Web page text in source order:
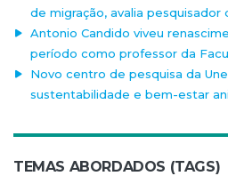
de migração, avalia pesquisador
Antonio Candido viveu
período como professor da
Novo centro de pesquisa da
sustentabilidade e bem-estar
TEMAS ABORDADOS (TAGS)